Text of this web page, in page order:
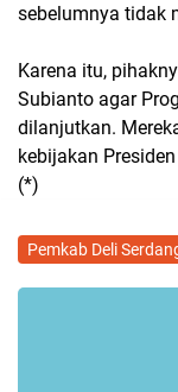
sebelumnya tidak
Karena itu,
Subianto agar
dilanjutkan.
kebijakan
(*)
Pemkab Deli